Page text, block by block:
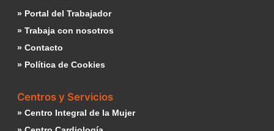
» Portal del Trabajador
» Trabaja con nosotros
» Contacto
» Política de Cookies
Centros y Servicios
» Centro Integral de la Mujer